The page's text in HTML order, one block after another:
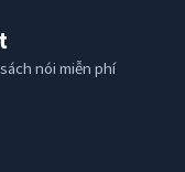
nói miễn phí